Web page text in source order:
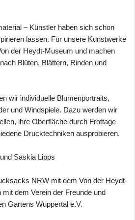
– Künstler haben sich schon
lassen. Für unsere Kunstwerke
der Heydt-Museum und machen
Blüten, Blättern, Rinden und
wir individuelle Blumenportraits,
und Windspiele. Dazu werden wir
ihre Oberfläche durch Frottage
Drucktechniken ausprobieren.
Saskia Lipps
NRW mit dem Von der Heydt-
dem Verein der Freunde und
Gartens Wuppertal e.V.